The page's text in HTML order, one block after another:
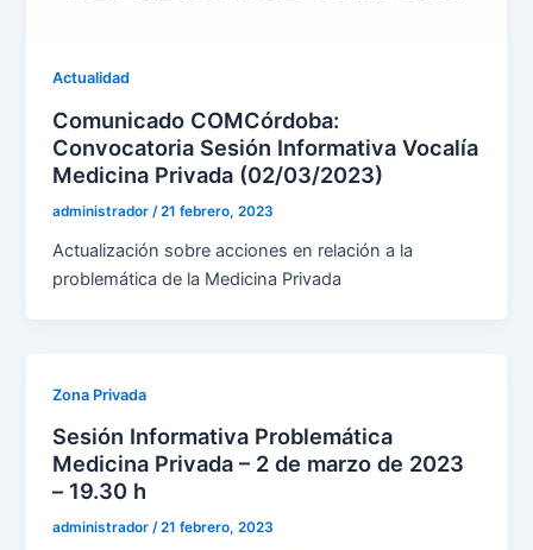
Actualidad
Comunicado COMCórdoba:
Convocatoria Sesión Informativa Vocalía
Medicina Privada (02/03/2023)
administrador/21 febrero, 2023
Actualización sobre acciones en relación a la
problemática de la Medicina Privada
Zona Privada
Sesión Informativa Problemática
Medicina Privada – 2 de marzo de 2023
– 19.30 h
administrador/21 febrero, 2023